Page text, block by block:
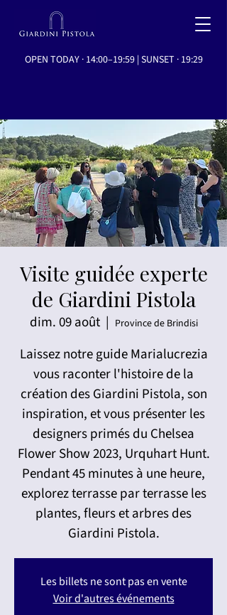
OPEN TODAY · 14:00–19:59 | SUNSET · 19:29
Visite guidée experte
de Giardini Pistola
dim. 09 août
  |
Province de Brindisi
Laissez notre guide Marialucrezia
vous raconter l'histoire de la
création des Giardini Pistola, son
inspiration, et vous présenter les
designers primés du Chelsea
Flower Show 2023, Urquhart Hunt.
Pendant 45 minutes à une heure,
explorez terrasse par terrasse les
plantes, fleurs et arbres des
Giardini Pistola.
Les billets ne sont pas en vente
Voir d'autres événements